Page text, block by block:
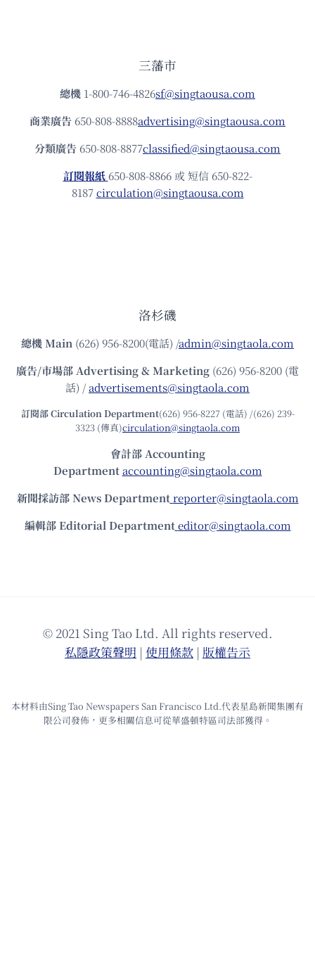
三藩市
總機 1-800-746-4826sf@singtaousa.com
商業廣告 650-808-8888advertising@singtaousa.com
分類廣告 650-808-8877classified@singtaousa.com
訂閱報紙 650-808-8866 或 短信 650-822-
8187circulation@singtaousa.com
洛杉磯
總機Main (626) 956-8200(電話) /admin@singtaola.com
廣告/市場部Advertising & Marketing (626) 956-8200 (電
話) /advertisements@singtaola.com
訂閱部 Circulation Department(626) 956-8227 (電話) /(626) 239-
3323 (傳真)circulation@singtaola.com
會計部 Accounting
Department accounting@singtaola.com
新聞採訪部 News Department reporter@singtaola.com
編輯部 Editorial Department editor@singtaola.com
© 2021 Sing Tao Ltd. All rights reserved.
私隱政策聲明 | 使⽤條款 | 版權告⽰
本材料由Sing Tao Newspapers San Francisco Ltd.代表星島新聞集團有
限公司發佈，更多相關信息可從華盛頓特區司法部獲得。